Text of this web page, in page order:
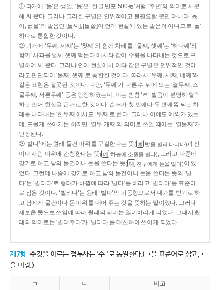
① 과거에 ‘돌’은 생일, ‘돐’은 ‘한글 반포 500돐’처럼 ‘주년’의 의미로 세분
해 써 왔다. 그러나 그러한 구별은 인위적이고 불필요할 뿐만 아니라 ‘돐
이, 돐을’의 발음인 [돌씨], [돌쓸]이 언어 현실에 있는 발음이 아니므로 ‘돌’
하나로 통합한 것이다.
② 과거에 ‘두째, 세째’는 ‘첫째’와 함께 차례를, ‘둘째, 셋째’는 ‘하나째’와
함께 ‘사과를 벌써 셋째 먹는다’에서와 같이 수량을 나타내는 것으로 구
별하여 써 왔다. 그러나 언어 현실에서 이와 같은 구별은 인위적인 것이
라고 판단되어 ‘둘째, 셋째’로 통합한 것이다. 따라서 ‘두째, 세째, 네째’와
같은 표현은 잘못된 것이다. 다만, ‘두째’가 다른 수 뒤에 오는 ‘열두째, 스
물두째, 서른두째’ 등은 인정하였는데, 이는 받침 ‘ㄹ’ 발음이 분명히 탈락
하는 언어 현실을 근거로 한 것이다. 순서가 첫 번째나 두 번째쯤 되는 차
례를 나타내는 ‘한두째’에서도 ‘두째’로 쓴다. 그러나 이에도 예외가 있는
데, 드물게 쓰이기는 하지만 ‘열두 개째’의 의미로 쓰일 때에는 ‘열둘째’가
인정된다.
③ ‘빌다’에는 원래 물건 따위를 구걸한다는 뜻( 예 밥을 빌러 다니다)과 신
이나 사람 따위에 간청한다는 뜻( 예 하늘에 소원을 빌다), 그리고 나중에
갚기로 하고 남의 물건이나 돈을 쓴다는 뜻( 예 친구에게 돈을 빌다)이 있
었다. 그런데 나중에 갚기로 하고 남의 물건이나 돈을 쓴다는 뜻의 ‘빌
다’는 ‘빌리다’로 형태가 바뀜에 따라 ‘빌다’를 버리고 ‘빌리다’를 표준어
로 삼은 것이다. ‘빌리다’는 원래 ‘빌다’의 피동형으로서 대가를 받기로 하
고 남에게 물건이나 돈 따위를 내어 주는 것을 뜻하는 말이었다. 그러나
새로운 뜻으로 쓰임에 따라 원래의 의미는 잃어버리게 되었다. 그래서 원
래의 의미로는 ‘빌려주다’가 ‘빌리다’를 대신하여 쓰이게 되었다.
제7항 수컷을 이르는 접두사는 '수-'로 통일한다.(ㄱ을 표준어로 삼고, ㄴ
을 버림.)
ㄱ ㄴ 비고